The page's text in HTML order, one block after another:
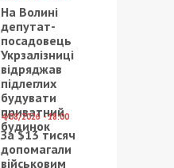
На Волині
депутат-
посадовець
Укрзалізниці
відряджав
підлеглих
будувати
приватний
будинок
4/08/2026 - 18:00
За $13 тисяч
допомагали
військовим